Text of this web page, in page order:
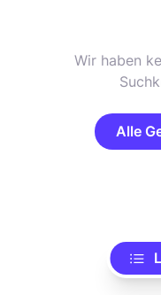
Wir haben
Alle